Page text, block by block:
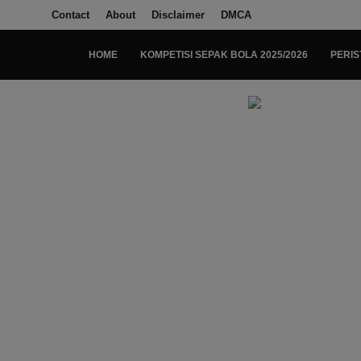
Contact About Disclaimer DMCA
HOME KOMPETISI SEPAK BOLA 2025/2026